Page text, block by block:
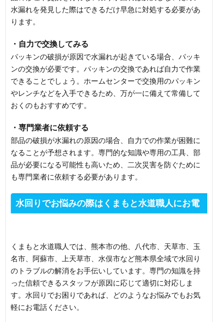
水漏れを発見した際はできるだけ早急に対処する必要があ
ります。
・自力で交換してみる
パッキンの破損が原因で水漏れが起きている場合、パッキ
ンの交換が必要です。パッキンの交換であれば自力で作業
できることでしょう。ホームセンターで交換用のパッキン
やレンチなどを入手できるため、万が一に備えて常備して
おくのもおすすめです。
・専門業者に依頼する
部品の破損が水漏れの原因の場合、自力での作業が困難に
なることが予想されます。専門的な知識や専用の工具、部
品が必要になる可能性も高いため、二次災害を防ぐために
も専門業者に依頼する必要があります。
水回りでお悩みの際はくまもと水道職人にお電
くまもと水道職人では、熊本市の他、八代市、天草市、玉
名市、阿蘇市、上天草市、水俣市など熊本県全域で水回り
のトラブルの解消をお手伝いしています。専門の知識を持
った信頼できるスタッフが原因に応じて適切に対応しま
す。水回りでお困りであれば、どのようなお悩みでもお気
軽にお電話ください。